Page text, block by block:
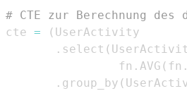
# CTE zur Berechnung
cte = (
. select (
                fn
. AVG ( fn .
. group_by (